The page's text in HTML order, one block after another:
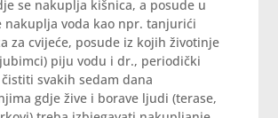
se nakuplja kišnica, a posude u
nakuplja voda kao npr. tanjurići
za cvijeće, posude iz kojih životinje
piju vodu i dr., periodički
svakih sedam dana
gdje žive i borave ljudi (terase,